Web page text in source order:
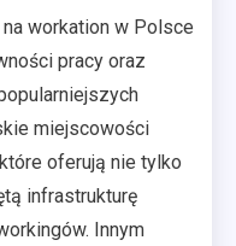
workation w Polsce
pracy oraz
miejscowości
oferują nie tylko
infrastrukturę
Innym